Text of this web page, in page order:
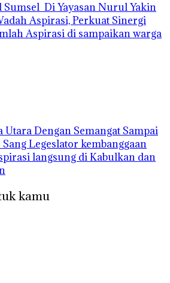
Sumsel Di Yayasan Nurul Yakin
Aspirasi, Perkuat Sinergi
Aspirasi di sampaikan warga
Utara Dengan Semangat Sampai
Legeslator kembanggaan
langsung di Kabulkan dan
kamu